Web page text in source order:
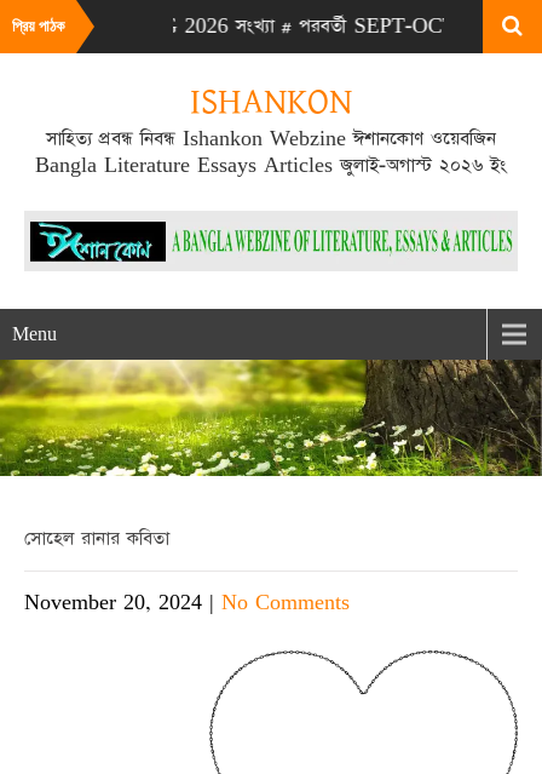
প্রিয় পাঠক
এটা JULY-AUG 2026 সংখ্যা # পরবর্তী SEPT-OCT 2026 সংখ্যা
ISHANKON
সাহিত্য প্রবন্ধ নিবন্ধ Ishankon Webzine ঈশানকোণ ওয়েবজিন
Bangla Literature Essays Articles জুলাই-অগাস্ট ২০২৬ ইং
Menu
সোহেল রানার কবিতা
November 20, 2024 | No Comments